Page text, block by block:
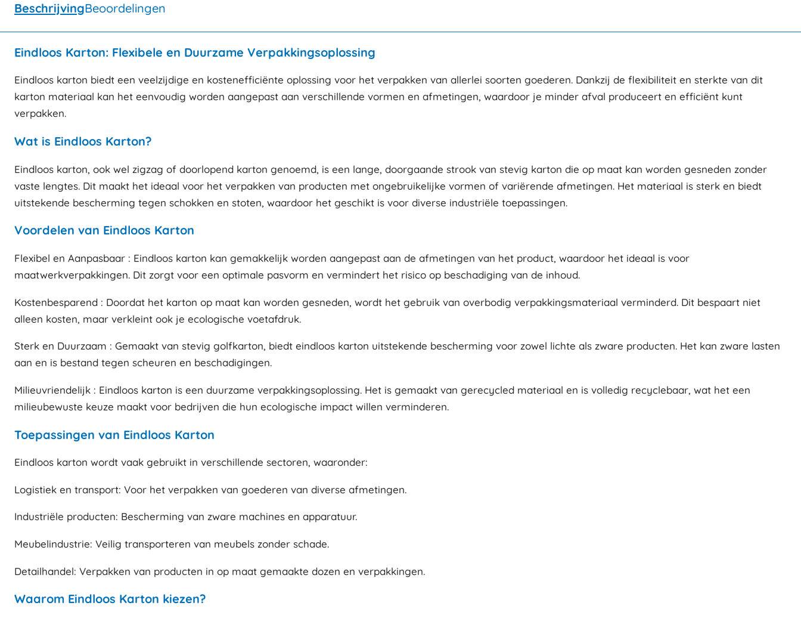
BeschrijvingBeoordelingen
Eindloos Karton: Flexibele en Duurzame Verpakkingsoplossing
Eindloos karton biedt een veelzijdige en kostenefficiënte oplossing voor het verpakken van allerlei soorten goederen. Dankzij de flexibiliteit en sterkte van dit
karton materiaal kan het eenvoudig worden aangepast aan verschillende vormen en afmetingen, waardoor je minder afval produceert en efficiënt kunt
verpakken.
Wat is Eindloos Karton?
Eindloos karton, ook wel zigzag of doorlopend karton genoemd, is een lange, doorgaande strook van stevig karton die op maat kan worden gesneden zonder
vaste lengtes. Dit maakt het ideaal voor het verpakken van producten met ongebruikelijke vormen of variërende afmetingen. Het materiaal is sterk en biedt
uitstekende bescherming tegen schokken en stoten, waardoor het geschikt is voor diverse industriële toepassingen.
Voordelen van Eindloos Karton
Flexibel en Aanpasbaar : Eindloos karton kan gemakkelijk worden aangepast aan de afmetingen van het product, waardoor het ideaal is voor
maatwerkverpakkingen. Dit zorgt voor een optimale pasvorm en vermindert het risico op beschadiging van de inhoud.
Kostenbesparend : Doordat het karton op maat kan worden gesneden, wordt het gebruik van overbodig verpakkingsmateriaal verminderd. Dit bespaart niet
alleen kosten, maar verkleint ook je ecologische voetafdruk.
Sterk en Duurzaam : Gemaakt van stevig golfkarton, biedt eindloos karton uitstekende bescherming voor zowel lichte als zware producten. Het kan zware lasten
aan en is bestand tegen scheuren en beschadigingen.
Milieuvriendelijk : Eindloos karton is een duurzame verpakkingsoplossing. Het is gemaakt van gerecycled materiaal en is volledig recyclebaar, wat het een
milieubewuste keuze maakt voor bedrijven die hun ecologische impact willen verminderen.
Toepassingen van Eindloos Karton
Eindloos karton wordt vaak gebruikt in verschillende sectoren, waaronder:
Logistiek en transport: Voor het verpakken van goederen van diverse afmetingen.
Industriële producten: Bescherming van zware machines en apparatuur.
Meubelindustrie: Veilig transporteren van meubels zonder schade.
Detailhandel: Verpakken van producten in op maat gemaakte dozen en verpakkingen.
Waarom Eindloos Karton kiezen?